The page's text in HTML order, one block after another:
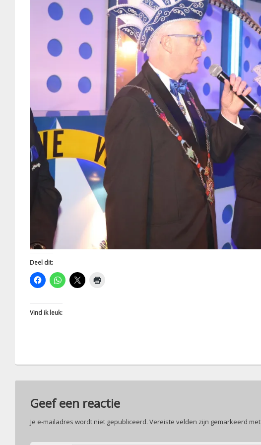
Deel dit:
Vind ik leuk:
Geef een reactie
Je e-mailadres wordt niet gepubliceerd. Vereiste velden zijn gemarkeerd met